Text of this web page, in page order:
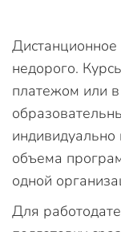
недорого.
платежом или
индивидуально
объема
одной
Для